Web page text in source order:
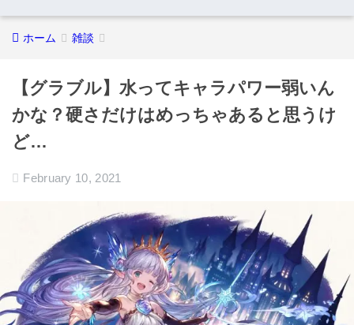
ホーム 雑談
【グラブル】水ってキャラパワー弱いん
かな？硬さだけはめっちゃあると思うけ
ど…
February 10, 2021